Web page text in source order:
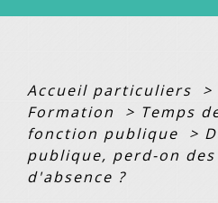
Accueil particuliers >
Formation
> Temps
fonction publique
>
publique, perd-on des
d'absence ?